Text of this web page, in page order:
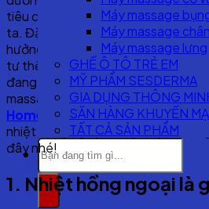
Máy massage
Máy massage chân
Máy massage lưng
GHẾ Ô TÔ TRẺ EM
MỸ PHẨM SESDERMA
GIA DỤNG THÔNG
SĂN HÀNG KHUYẾN
TẤT CẢ SẢN PHẨM
Search
for:
tiêu cực đến sức khỏe và chất
ta. Đặc biệt, vùng cổ và vai là những
hưởng nhất do áp lực công việc,
tư thế và lối sống ít vận động. Một
đang được ưa chuộng hiện nay
massage cổ tích hợp nhiệt hồng
HomeTechkhám phá 5 tác dụng
nhiệt hồng ngoại trong máy
đây nhé!
1. Nhiệt hồng ngoại là